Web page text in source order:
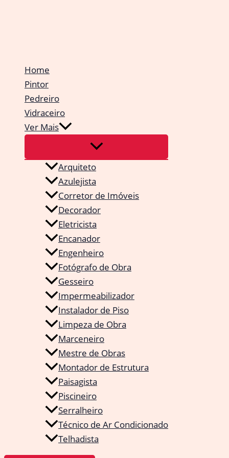
Home
Pintor
Pedreiro
Vidraceiro
Ver Mais
Arquiteto
Azulejista
Corretor de Imóveis
Decorador
Eletricista
Encanador
Engenheiro
Fotógrafo de Obra
Gesseiro
Impermeabilizador
Instalador de Piso
Limpeza de Obra
Marceneiro
Mestre de Obras
Montador de Estrutura
Paisagista
Piscineiro
Serralheiro
Técnico de Ar Condicionado
Telhadista